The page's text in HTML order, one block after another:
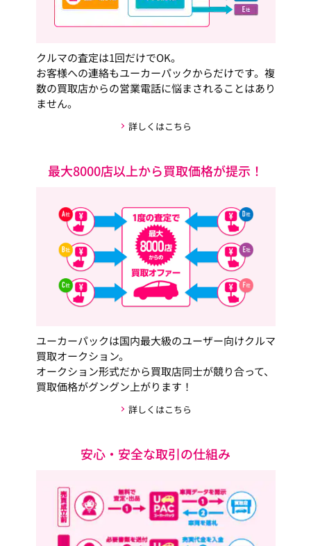
クルマの査定は1回だけでOK。
お客様への連絡もユーカーパックからだけです。複
数の買取店からの営業電話に悩まされることはあり
ません。
詳しくはこちら
最大8000店以上から買取価格が提示！
ユーカーパックは国内最大級のユーザー向けクルマ
買取オークション。
オークション形式だから買取店同士が競り合って、
買取価格がグングン上がります！
詳しくはこちら
安心・安全な取引の仕組み